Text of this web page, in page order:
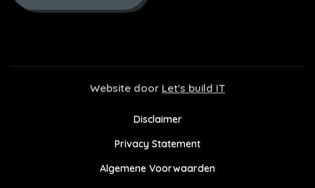
Website door Let's build IT
Disclaimer
Privacy Statement
Algemene Voorwaarden